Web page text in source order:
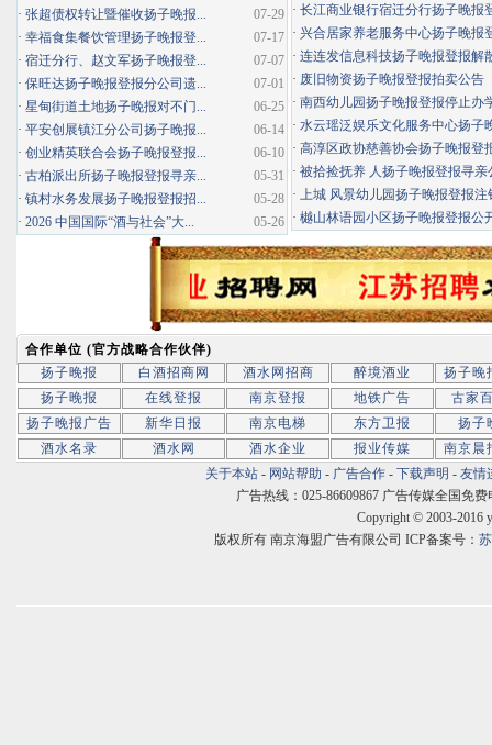
· 长江商业银行宿迁分行扬子晚报
· 兴合居家养老服务中心扬子晚报
· 连连发信息科技扬子晚报登报解
· 废旧物资扬子晚报登报拍卖公告
· 南西幼儿园扬子晚报登报停止办
· 水云瑶泛娱乐文化服务中心扬子
· 高淳区政协慈善协会扬子晚报登
· 被拾捡抚养 人扬子晚报登报寻亲
· 上城 风景幼儿园扬子晚报登报注
· 樾山林语园小区扬子晚报登报公
07-29
· 张超债权转让暨催收扬子晚报...
07-17
· 幸福食集餐饮管理扬子晚报登...
07-07
· 宿迁分行、赵文军扬子晚报登...
07-01
· 保旺达扬子晚报登报分公司遗...
06-25
· 星甸街道土地扬子晚报对不门...
06-14
· 平安创展镇江分公司扬子晚报...
06-10
· 创业精英联合会扬子晚报登报...
05-31
· 古柏派出所扬子晚报登报寻亲...
05-28
· 镇村水务发展扬子晚报登报招...
05-26
· 2026 中国国际“酒与社会”大...
合作单位 (官方战略合作伙伴)
扬子晚报
白酒招商网 酒水网招商 醉境酒业
扬子晚
扬子晚报
在线登报 南京登报 地铁广告
古家
扬子晚报广告
新华日报 南京电梯 东方卫报
扬子
酒水名录
酒水网 酒水企业 报业传媒
南京晨
关于本站 - 网站帮助 - 广告合作 - 下载声明 - 友情
广告热线：025-86609867 广告传媒全国免费
Copyright © 2003-2016
版权所有 南京海盟广告有限公司 ICP备案号：